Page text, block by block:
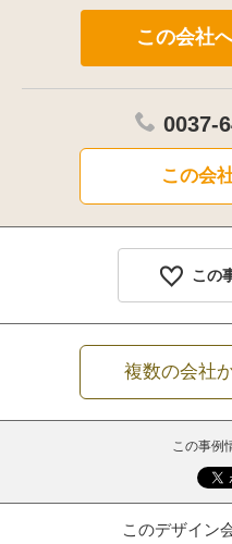
0037-
この会
この
複数の会社
この事例
このデザイン